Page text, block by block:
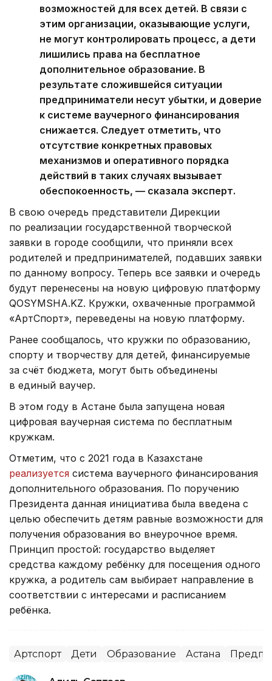
возможностей для всех детей. В связи с
этим организации, оказывающие услуги,
не могут контролировать процесс, а дети
лишились права на бесплатное
дополнительное образование. В
результате сложившейся ситуации
предприниматели несут убытки, и доверие
к системе ваучерного финансирования
снижается. Следует отметить, что
отсутствие конкретных правовых
механизмов и оперативного порядка
действий в таких случаях вызывает
обеспокоенность, — сказала эксперт.
В свою очередь представители Дирекции
по реализации государственной творческой
заявки в городе сообщили, что приняли всех
родителей и предпринимателей, подавших заявки
по данному вопросу. Теперь все заявки и очередь
будут перенесены на новую цифровую платформу
QOSYMSHA.KZ. Кружки, охваченные программой
«АртСпорт», переведены на новую платформу.
Ранее сообщалось, что кружки по образованию,
спорту и творчеству для детей, финансируемые
за счёт бюджета, могут быть объединены
в единый ваучер.
В этом году в Астане была запущена новая
цифровая ваучерная система по бесплатным
кружкам.
Отметим, что с 2021 года в Казахстане
реализуется система ваучерного финансирования
дополнительного образования. По поручению
Президента данная инициатива была введена с
целью обеспечить детям равные возможности для
получения образования во внеурочное время.
Принцип простой: государство выделяет
средства каждому ребёнку для посещения одного
кружка, а родитель сам выбирает направление в
соответствии с интересами и расписанием
ребёнка.
Артспорт Дети Образование Астана